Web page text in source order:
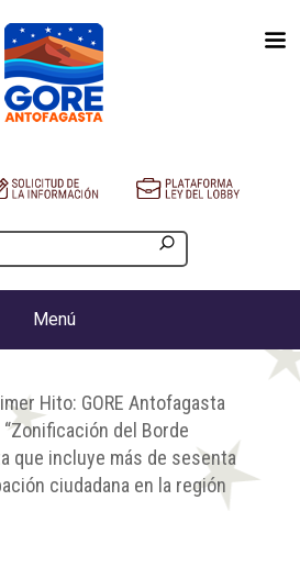
Menú
Hito: GORE Antofagasta
del Borde
que incluye más de sesenta
ciudadana en la región